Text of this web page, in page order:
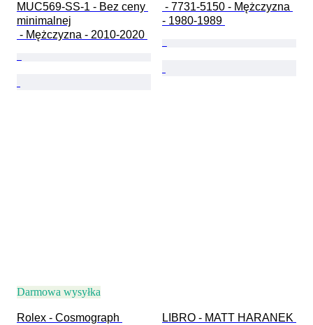
MUC569-SS-1 - Bez ceny
minimalnej
- Mężczyzna - 2010-2020
- 1980-1989
Darmowa wysyłka
Rolex - Cosmograph
LIBRO - MATT HARANEK